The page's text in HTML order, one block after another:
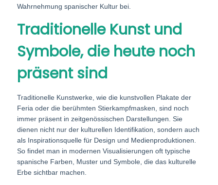
Wahrnehmung spanischer Kultur bei.
Traditionelle Kunst und
Symbole, die heute noch
präsent sind
Traditionelle Kunstwerke, wie die kunstvollen Plakate der
Feria oder die berühmten Stierkampfmasken, sind noch
immer präsent in zeitgenössischen Darstellungen. Sie
dienen nicht nur der kulturellen Identifikation, sondern auch
als Inspirationsquelle für Design und Medienproduktionen.
So findet man in modernen Visualisierungen oft typische
spanische Farben, Muster und Symbole, die das kulturelle
Erbe sichtbar machen.